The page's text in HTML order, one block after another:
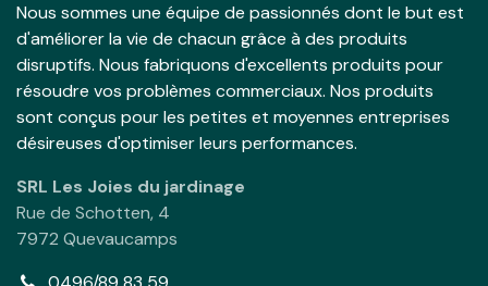
Nous sommes une équipe de passionnés dont le but est
d'améliorer la vie de chacun grâce à des produits
disruptifs. Nous fabriquons d'excellents produits pour
résoudre vos problèmes commerciaux. Nos produits
sont conçus pour les petites et moyennes entreprises
désireuses d'optimiser leurs performances.
SRL Les Joies du jardinage
Rue de Schotten, 4
7972 Quevaucamps